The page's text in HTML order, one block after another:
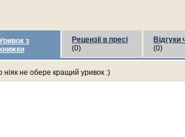
з
Рецензії в пресі
(0)
Відгуки
(0)
ніяк не обере кращий уривок :)